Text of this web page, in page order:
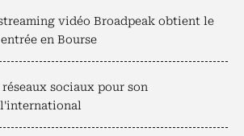
vidéo Broadpeak obtient le
en Bourse
sociaux pour son